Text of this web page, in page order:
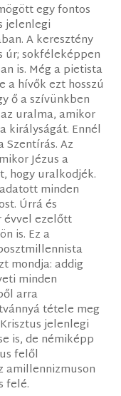
egy fontos
jelenlegi
A keresztény
úr; sokféleképpen
is. Még a pietista
a hívők ezt hosszú
ő a szívünkben
uralma, amikor
királyságát. Ennél
Az
Jézus a
hogy uralkodjék.
minden
Úrrá és
évvel ezelőtt
is. Ez a
mondja: addig
minden
arra
tétele meg
jelenlegi
is, de némiképp
felől
amillennizmuson
felé.